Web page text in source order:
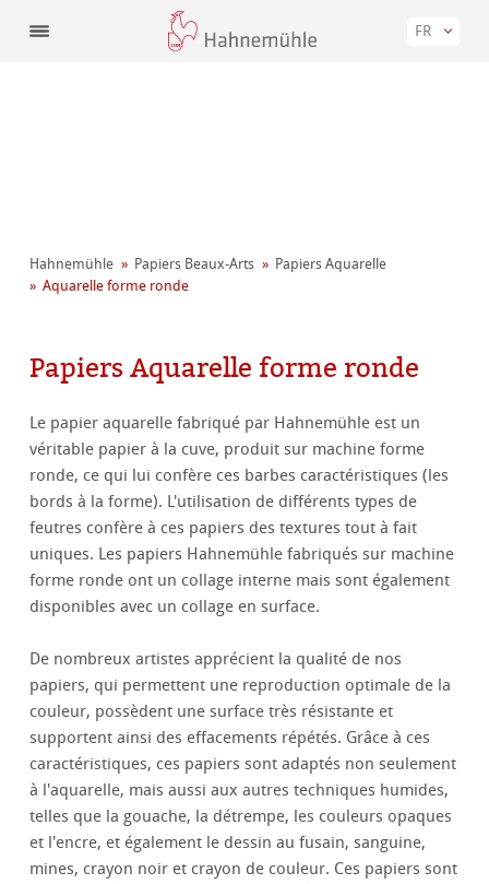
FR
Hahnemühle Papiers Beaux-Arts
Papiers Aquarelle
Aquarelle forme ronde
Papiers Aquarelle forme ronde
Le papier aquarelle fabriqué par Hahnemühle est un
véritable papier à la cuve, produit sur machine forme
ronde, ce qui lui confère ces barbes caractéristiques (les
bords à la forme). L'utilisation de différents types de
feutres confère à ces papiers des textures tout à fait
uniques. Les papiers Hahnemühle fabriqués sur machine
forme ronde ont un collage interne mais sont également
disponibles avec un collage en surface.
De nombreux artistes apprécient la qualité de nos
papiers, qui permettent une reproduction optimale de la
couleur, possèdent une surface très résistante et
supportent ainsi des effacements répétés. Grâce à ces
caractéristiques, ces papiers sont adaptés non seulement
à l'aquarelle, mais aussi aux autres techniques humides,
telles que la gouache, la détrempe, les couleurs opaques
et l'encre, et également le dessin au fusain, sanguine,
mines, crayon noir et crayon de couleur. Ces papiers sont